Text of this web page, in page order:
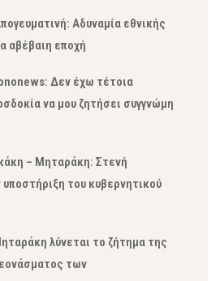
Αδυναμία εθνικής
αβέβαιη εποχή
Δεν έχω τέτοια
να μου ζητήσει συγγνώμη
– Μηταράκη: Στενή
υποστήριξη του κυβερνητικού
λύνεται το ζήτημα της
των